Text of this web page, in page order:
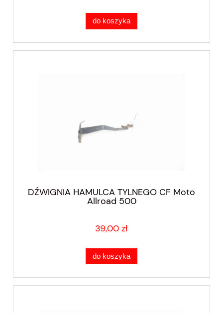
do koszyka
DŹWIGNIA HAMULCA TYLNEGO CF Moto
Allroad 500
39,00 zł
do koszyka